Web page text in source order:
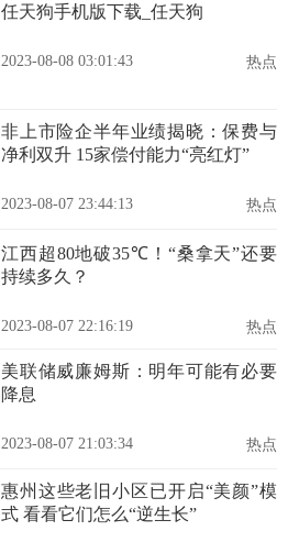
任天狗手机版下载_任天狗
2023-08-08 03:01:43 热点
非上市险企半年业绩揭晓：保费与
净利双升 15家偿付能力“亮红灯”
2023-08-07 23:44:13 热点
江西超80地破35℃！“桑拿天”还要
持续多久？
2023-08-07 22:16:19 热点
美联储威廉姆斯：明年可能有必要
降息
2023-08-07 21:03:34 热点
惠州这些老旧小区已开启“美颜”模
式 看看它们怎么“逆生长”